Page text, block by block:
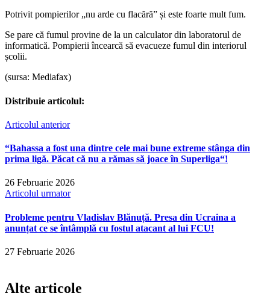
Potrivit pompierilor „nu arde cu flacără” și este foarte mult fum.
Se pare că fumul provine de la un calculator din laboratorul de
informatică. Pompierii încearcă să evacueze fumul din interiorul
școlii.
(sursa: Mediafax)
Distribuie articolul:
Articolul anterior
“Bahassa a fost una dintre cele mai bune extreme stânga din
prima ligă. Păcat că nu a rămas să joace în Superliga“!
26 Februarie 2026
Articolul urmator
Probleme pentru Vladislav Blănuță. Presa din Ucraina a
anunțat ce se întâmplă cu fostul atacant al lui FCU!
27 Februarie 2026
Alte articole